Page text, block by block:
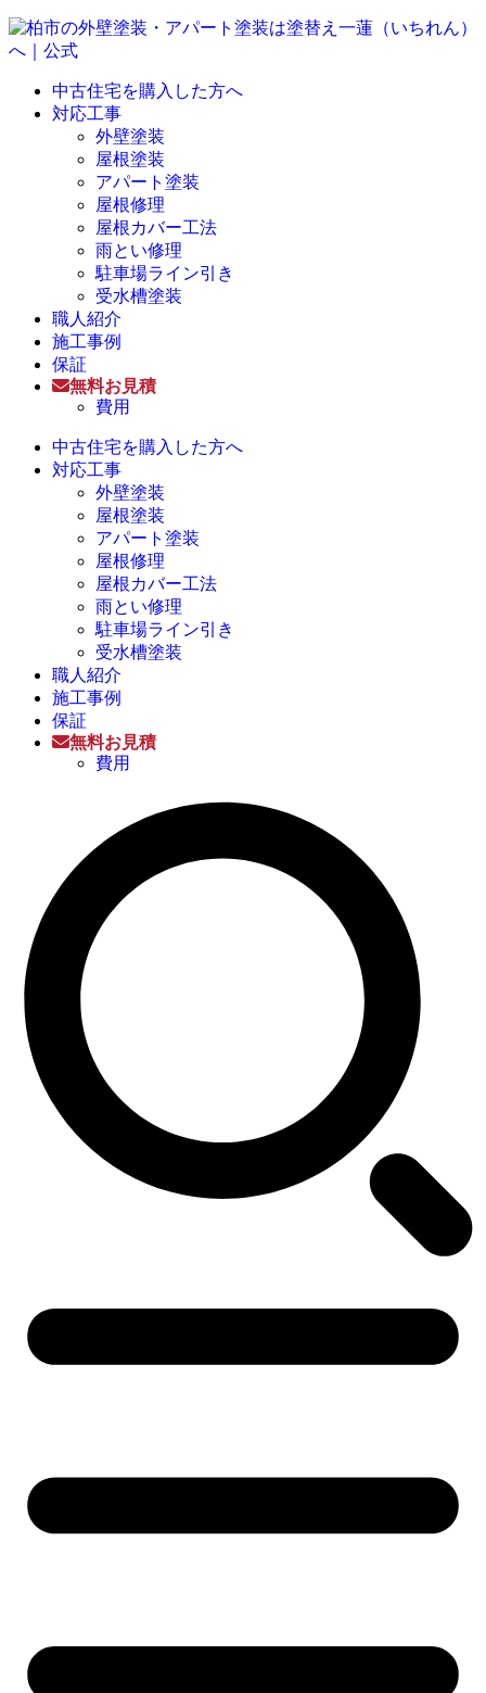
中古住宅を購入した方へ
対応工事
外壁塗装
屋根塗装
アパート塗装
屋根修理
屋根カバー工法
雨とい修理
駐車場ライン引き
受水槽塗装
職人紹介
施工事例
保証
無料お見積
費用
中古住宅を購入した方へ
対応工事
外壁塗装
屋根塗装
アパート塗装
屋根修理
屋根カバー工法
雨とい修理
駐車場ライン引き
受水槽塗装
職人紹介
施工事例
保証
無料お見積
費用